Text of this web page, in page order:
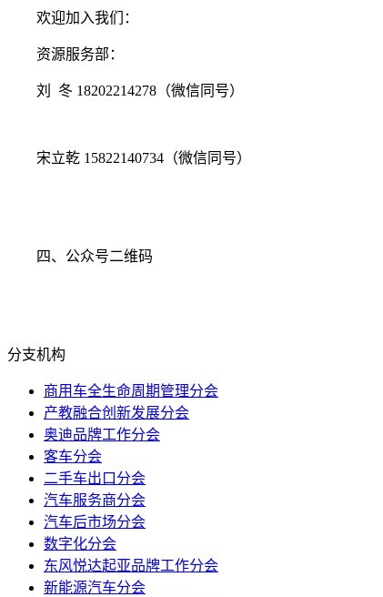
欢迎加入我们：
资源服务部：
刘 冬 18202214278（微信同号）
宋立乾 15822140734（微信同号）
四、公众号二维码
分支机构
商用车全生命周期管理分会
产教融合创新发展分会
奥迪品牌工作分会
客车分会
二手车出口分会
汽车服务商分会
汽车后市场分会
数字化分会
东风悦达起亚品牌工作分会
新能源汽车分会